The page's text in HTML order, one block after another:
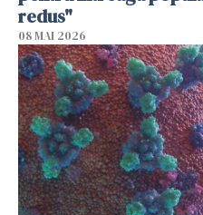
redus"
08 MAI 2026